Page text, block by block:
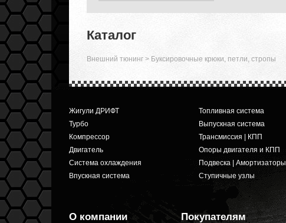
Каталог
Внешний тюнинг > Буксировочные крюки, петли, стропы
Жигули ДРИФТ
Турбо
Компрессор
Двигатель
Система охлаждения
Впускная система
Топливная система
Выпускная система
Трансмиссия | КПП
Опоры двигателя и КПП
Подвеска | Амортизаторы
Ступичные узлы
О компании Покупателям